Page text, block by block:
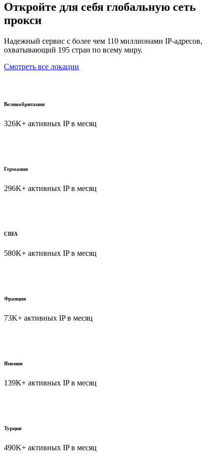
Откройте для себя глобальную сеть
прокси
Надежный сервис с более чем 110 миллионами IP-адресов,
охватывающий 195 стран по всему миру.
Смотреть все локации
Великобритания
326K+ активных IP в месяц
Германия
296K+ активных IP в месяц
США
580K+ активных IP в месяц
Франция
73K+ активных IP в месяц
Япония
139K+ активных IP в месяц
Турция
490K+ активных IP в месяц